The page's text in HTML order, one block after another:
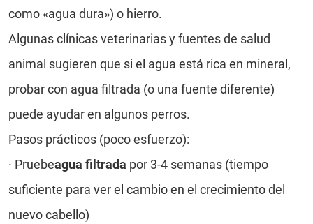
como «agua dura») o hierro.
Algunas clínicas veterinarias y fuentes de salud
animal sugieren que si el agua está rica en mineral,
probar con agua filtrada (o una fuente diferente)
puede ayudar en algunos perros.
Pasos prácticos (poco esfuerzo):
· Pruebeagua filtrada por 3-4 semanas (tiempo
suficiente para ver el cambio en el crecimiento del
nuevo cabello)